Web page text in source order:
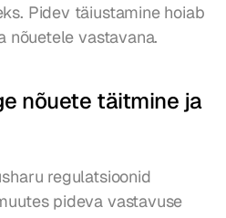
Pidev täiustamine hoiab
nõuetele vastavana.
nõuete täitmine ja
regulatsioonid
pideva vastavuse